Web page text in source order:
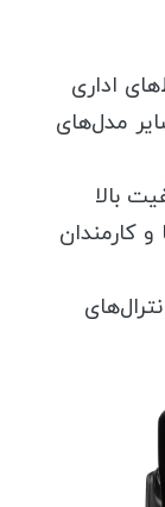
اداری
مدل‌های
بالا
و کارمندان